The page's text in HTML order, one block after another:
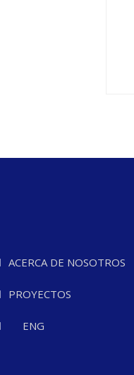
ACERCA DE NOSOTROS
PROYECTOS
ENG